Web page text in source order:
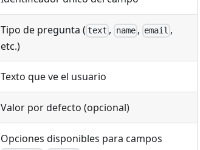
Tipo de pregunta ( text , name, email ,
etc.)
Texto que ve el usuario
Valor por defecto (opcional)
Opciones disponibles para campos